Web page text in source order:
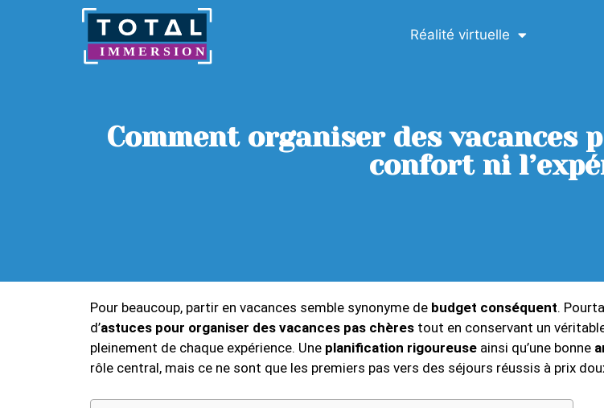
Réalité virtuelle
Comment organiser des vacances
confort ni
Pour beaucoup, partir en vacances semble synonyme de budget conséquent.
d’astuces pour organiser des vacances pas chères tout en conservant un
pleinement de chaque expérience. Une planification rigoureuse ainsi qu’une bonne
rôle central, mais ce ne sont que les premiers pas vers des séjours réussis à prix